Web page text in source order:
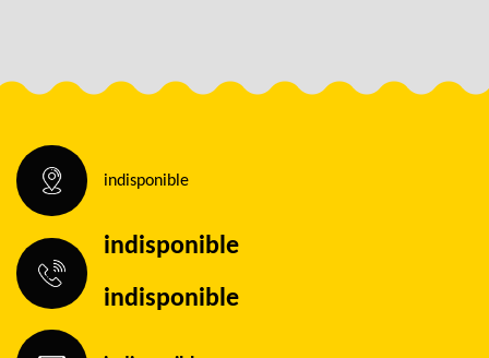
indisponible
indisponible
indisponible